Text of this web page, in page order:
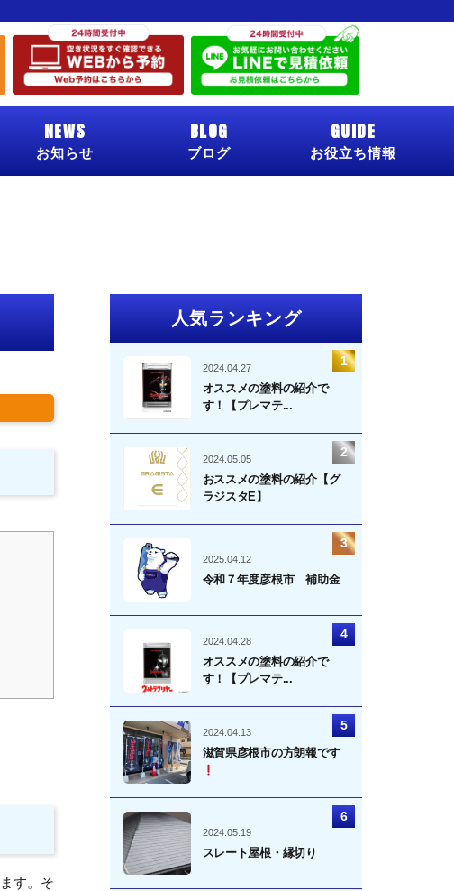
NEWS
お知らせ
BLOG
ブログ
GUIDE
お役立ち情報
す。そ
人気ランキング
2024.04.27
オススメの塗料の紹介で
す！【プレマテ...
2024.05.05
おススメの塗料の紹介【グ
ラジスタE】
2025.04.12
令和７年度彦根市 補助金
2024.04.28
オススメの塗料の紹介で
す！【プレマテ...
2024.04.13
滋賀県彦根市の方朗報です
2024.05.19
スレート屋根・縁切り